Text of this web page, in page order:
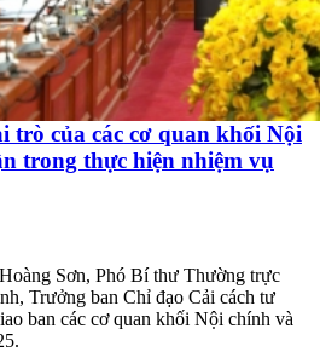
trò của các cơ quan khối Nội
trong thực hiện nhiệm vụ
Sơn, Phó Bí thư Thường trực
Trưởng ban Chỉ đạo Cải cách tư
ban các cơ quan khối Nội chính và